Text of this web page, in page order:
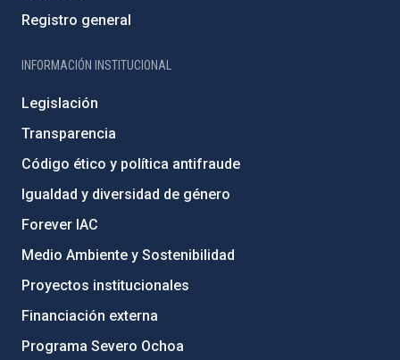
Registro general
INFORMACIÓN INSTITUCIONAL
Legislación
Transparencia
Código ético y política antifraude
Igualdad y diversidad de género
Forever IAC
Medio Ambiente y Sostenibilidad
Proyectos institucionales
Financiación externa
Programa Severo Ochoa